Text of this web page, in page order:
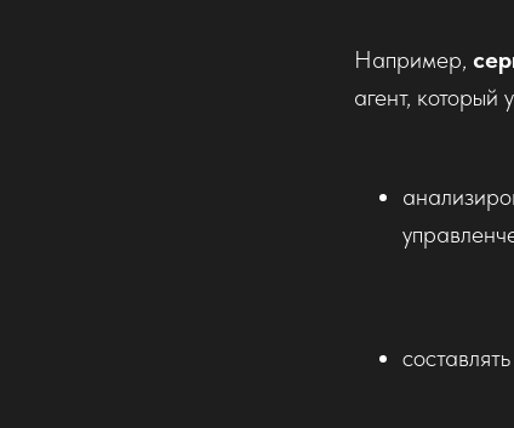
Например,
агент, который